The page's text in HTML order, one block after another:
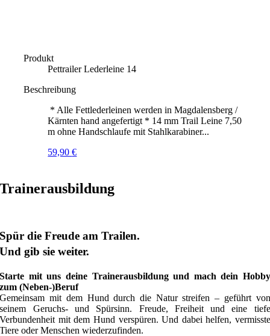
Produkt
Pettrailer Lederleine 14
Beschreibung
* Alle Fettlederleinen werden in Magdalensberg /
Kärnten hand angefertigt * 14 mm Trail Leine 7,50
m ohne Handschlaufe mit Stahlkarabiner...
59,90€
Trainerausbildung
Spür die Freude am Trailen.
Und gib sie weiter.
Starte mit uns deine Trainerausbildung und mach dein Hobby
zum (Neben-)Beruf
Gemeinsam mit dem Hund durch die Natur streifen – geführt von
seinem Geruchs- und Spürsinn. Freude, Freiheit und eine tiefe
Verbundenheit mit dem Hund verspüren. Und dabei helfen, vermisste
Tiere oder Menschen wiederzufinden.